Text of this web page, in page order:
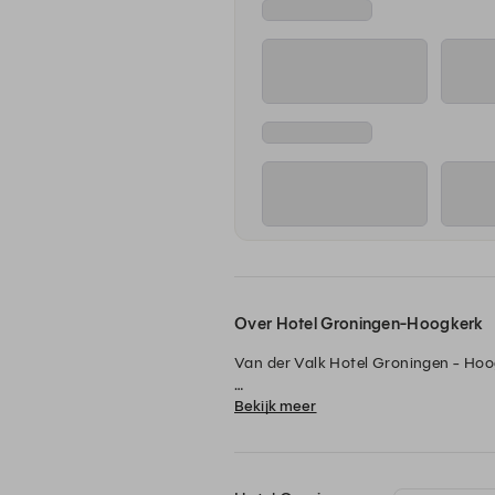
Over Hotel Groningen-Hoogkerk
Van der Valk Hotel Groningen -
Welkom bij Van der Valk Hotel
Bekijk meer